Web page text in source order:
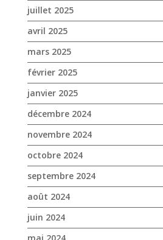
décembre 2024
novembre 2024
octobre 2024
septembre 2024
août 2024
juin 2024
mai 2024
avril 2024
mars 2024
février 2024
janvier 2024